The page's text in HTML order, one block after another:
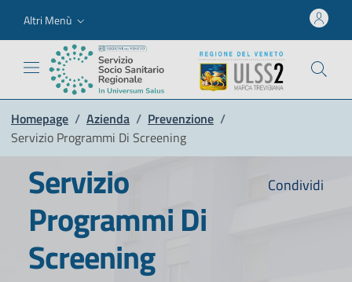
Altri Menù
Homepage / Azienda / Prevenzione /
Servizio Programmi Di Screening
Condividi
Servizio
Programmi Di
Screening